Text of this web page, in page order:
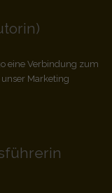
eine Verbindung zum
Marketing